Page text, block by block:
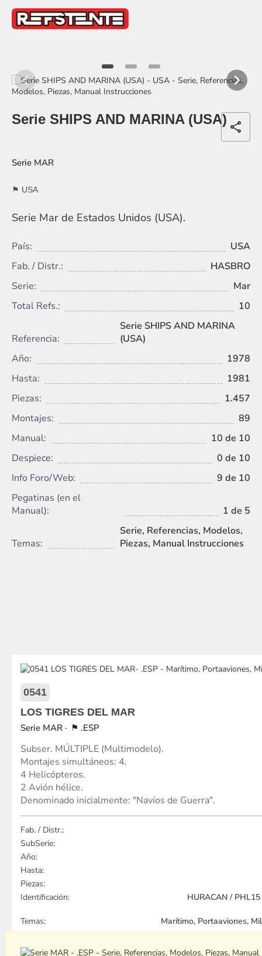
item
0
item
1
item
2
1
of
Serie SHIPS AND MARINA (USA) share
MAR
USA
Serie Mar de Estados Unidos (USA).
País:
USA
Fab. / Distr.:
HASBRO
Serie:
Mar
Total Refs.:
10
Referencia:
Serie SHIPS AND MARINA
(USA)
Año:
1978
Hasta:
1981
Piezas:
1.457
Montajes:
89
Manual:
10 de 10
Despiece:
0 de 10
Info Foro/Web:
9 de 10
Pegatinas (en el
Manual):
1 de 5
Temas:
Serie, Referencias, Modelos,
Piezas, Manual Instrucciones
0541
LOS TIGRES DEL MAR
MAR
.ESP
Subser. MÚLTIPLE (Multimodelo).
Montajes simultáneos: 4.
4 Helicópteros.
2 Avión hélice.
Denominado inicialmente: "Navíos de Guerra".
Fab. / Distr.:
SubSerie:
Año:
Hasta:
Piezas:
Identificación:
HURACAN /
Temas: Marítimo, Portaaviones,